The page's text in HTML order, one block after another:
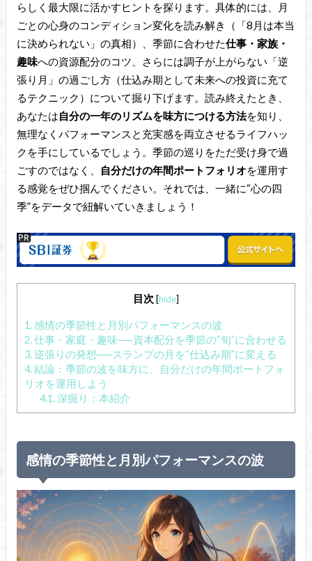
らしく最大限に活かすヒントを探ります。具体的には、月
ごとの心身のコンディション変化を読み解き（「8月は本当
に決められない」の真相）、季節に合わせた仕事・家族・
趣味への資源配分のコツ、さらには調子が上がらない「逆
張り月」の過ごし方（仕込み期として未来への投資に充て
るテクニック）について掘り下げます。読み終えたとき、
あなたは自分の一年のリズムを味方につける方法を知り、
無理なくパフォーマンスと充実感を両立させるライフハッ
クを手にしているでしょう。季節の巡りをただ受け身で過
ごすのではなく、
自分だけの年間ポートフォリオを運用す
る感覚をぜひ掴んでください。それでは、一緒に“心の四
季”をデータで紐解いていきましょう！
目次 [hide]
1.感情の季節性と月別パフォーマンスの波
2.仕事・家庭・趣味──資本配分を季節の“旬”に合わせる
3.逆張りの発想──スランプの月を“仕込み期”に変える
4.結論：季節の波を味方に、自分だけの年間ポートフォ
リオを運用しよう
4.1.深掘り：本紹介
感情の季節性と月別パフォーマンスの波